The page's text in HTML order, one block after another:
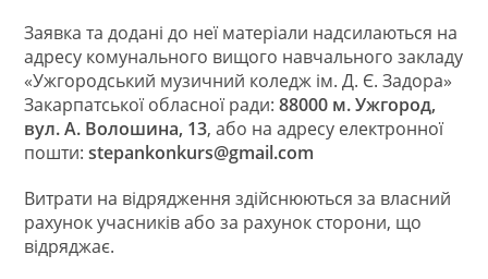
Заявка та додані до неї матеріали надсилаються на
адресу комунального вищого навчального закладу
«Ужгородський музичний коледж ім. Д. Є. Задора»
Закарпатської обласної ради:88000 м. Ужгород,
вул. А. Волошина, 13, або на адресу електронної
пошти:stepankonkurs@gmail.com
Витрати на відрядження здійснюються за власний
рахунок учасників або за рахунок сторони, що
відряджає.